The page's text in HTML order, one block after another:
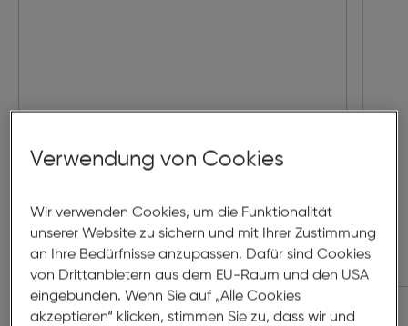
Hechter HEP051-2H
€ 149,00
Verwendung von Cookies
Wir verwenden Cookies, um die Funktionalität
unserer Website zu sichern und mit Ihrer Zustimmung
an Ihre Bedürfnisse anzupassen. Dafür sind Cookies
von Drittanbietern aus dem EU-Raum und den USA
eingebunden. Wenn Sie auf „Alle Cookies
akzeptieren“ klicken, stimmen Sie zu, dass wir und